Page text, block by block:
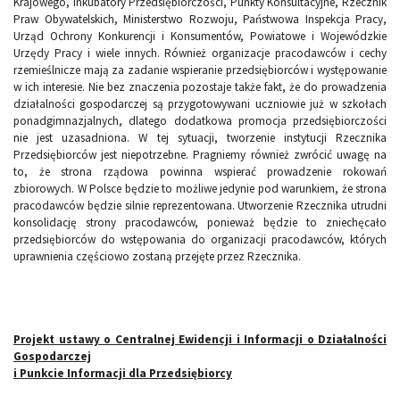
Praw Obywatelskich, Ministerstwo Rozwoju, Państwowa Inspekcja Pracy,
Urząd Ochrony Konkurencji i Konsumentów, Powiatowe i Wojewódzkie
Urzędy Pracy i wiele innych. Również organizacje pracodawców i cechy
rzemieślnicze mają za zadanie wspieranie przedsiębiorców i występowanie
w ich interesie. Nie bez znaczenia pozostaje także fakt, że do prowadzenia
działalności gospodarczej są przygotowywani uczniowie już w szkołach
ponadgimnazjalnych, dlatego dodatkowa promocja przedsiębiorczości
nie jest uzasadniona. W tej sytuacji, tworzenie instytucji Rzecznika
Przedsiębiorców jest niepotrzebne. Pragniemy również zwrócić uwagę na
to, że strona rządowa powinna wspierać prowadzenie rokowań
zbiorowych. W Polsce będzie to możliwe jedynie pod warunkiem, że strona
pracodawców będzie silnie reprezentowana. Utworzenie Rzecznika utrudni
konsolidację strony pracodawców, ponieważ będzie to zniechęcało
przedsiębiorców do wstępowania do organizacji pracodawców, których
uprawnienia częściowo zostaną przejęte przez Rzecznika.
Projekt ustawy o Centralnej Ewidencji i Informacji o Działalności
Gospodarczej
i Punkcie Informacji dla Przedsiębiorcy